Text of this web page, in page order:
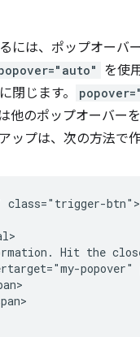
には、ポップオーバ
を使
閉じます。
他のポップオーバー
ップは、次の方法で作
class="trigger-btn">
Hit the
popover"